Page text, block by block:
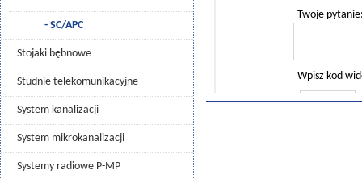
- SC/APC
Stojaki bębnowe
Studnie telekomunikacyjne
System kanalizacji
System mikrokanalizacji
Systemy radiowe P-MP
Twoje
Wpisz kod